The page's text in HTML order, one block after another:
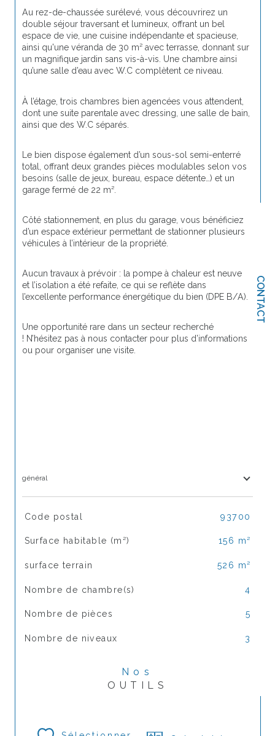
CONTACT
Au rez-de-chaussée surélevé, vous découvrirez un
double séjour traversant et lumineux, offrant un bel
espace de vie, une cuisine indépendante et spacieuse,
ainsi qu'une véranda de 30 m² avec terrasse, donnant sur
un magnifique jardin sans vis-à-vis. Une chambre ainsi
qu’une salle d’eau avec W.C complètent ce niveau.
À l’étage, trois chambres bien agencées vous attendent,
dont une suite parentale avec dressing, une salle de bain,
ainsi que des W.C séparés.
Le bien dispose également d’un sous-sol semi-enterré
total, offrant deux grandes pièces modulables selon vos
besoins (salle de jeux, bureau, espace détente…) et un
garage fermé de 22 m².
Côté stationnement, en plus du garage, vous bénéficiez
d’un espace extérieur permettant de stationner plusieurs
véhicules à l’intérieur de la propriété.
Aucun travaux à prévoir : la pompe à chaleur est neuve
et l’isolation a été refaite, ce qui se reflète dans
l’excellente performance énergétique du bien (DPE B/A).
Une opportunité rare dans un secteur recherché
! N’hésitez pas à nous contacter pour plus d’informations
ou pour organiser une visite.
général
TRAD_SIROCCO_Caracteristique
Code postal 93700
Surface habitable (m²) 156 m²
surface terrain 526 m²
Nombre de chambre(s) 4
Nombre de pièces 5
Nombre de niveaux 3
Nos
OUTILS